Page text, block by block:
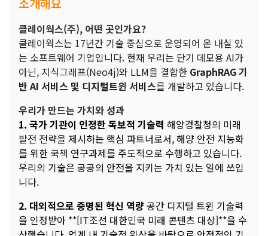
클레이웍스(주), 어떤 곳인가요?
클레이웍스는 17년간 기술 중심으로 운영되어 온 내실 있
는 소프트웨어 기업입니다. 현재 우리는 단기 데모용 AI가
아닌, 지식그래프(Neo4j)와 LLM을 결합한 GraphRAG 기
반 AI 서비스 및 디지털트윈 서비스를 개발하고 있습니다.
우리가 만드는 가치와 성과
1. 국가 기관이 인정한 독보적 기술력 해양경찰청의 미래
발전 전략을 제시하는 핵심 파트너로서, 해양 안전 지능화
를 위한 국책 연구과제를 주도적으로 수행하고 있습니다.
우리의 기술은 공공의 안전을 지키는 가치 있는 일에 쓰입
니다.
2. 대외적으로 증명된 혁신 역량공간 디지털 트윈 기술력
을 인정받아 **[IT조선 대한민국 미래 콘텐츠 대상]**을 수